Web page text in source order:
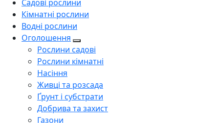
Садові рослини
Кімнатні рослини
Водні рослини
Оголошення
Рослини садові
Рослини кімнатні
Насіння
Живці та розсада
Ґрунт і субстрати
Добрива та захист
Газони